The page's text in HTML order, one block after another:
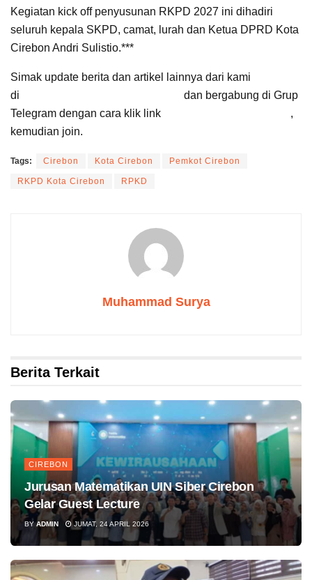
Kegiatan kick off penyusunan RKPD 2027 ini dihadiri
seluruh kepala SKPD, camat, lurah dan Ketua DPRD Kota
Cirebon Andri Sulistio.***
Simak update berita dan artikel lainnya dari kami
di
dan bergabung di Grup
Telegram dengan cara klik link
,
kemudian join.
Tags: Cirebon Kota Cirebon Pemkot Cirebon
RKPD Kota Cirebon RPKD
Muhammad Surya
Berita Terkait
CIREBON
Jurusan Matematikan UIN Siber Cirebon
Gelar Guest Lecture
BY ADMIN JUMAT, 24 APRIL 2026